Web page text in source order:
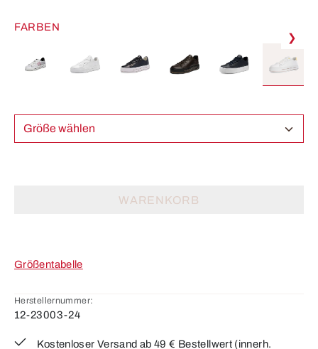
FARBEN
❯
Größe wählen
WARENKORB
Größentabelle
Herstellernummer:
12-23003-24
Kostenloser Versand ab 49 € Bestellwert (innerh.